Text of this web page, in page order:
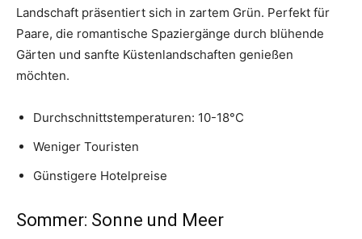
Landschaft präsentiert sich in zartem Grün. Perfekt für
Paare, die romantische Spaziergänge durch blühende
Gärten und sanfte Küstenlandschaften genießen
möchten.
Durchschnittstemperaturen: 10-18°C
Weniger Touristen
Günstigere Hotelpreise
Sommer: Sonne und Meer